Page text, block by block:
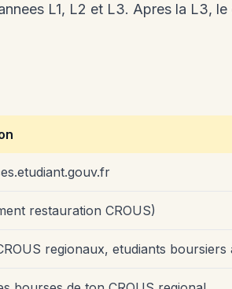
L1, L2 et L3. Apres la L3,
restauration CROUS)
regionaux, etudiants